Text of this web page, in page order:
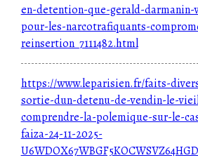
en-detention-que-gerald-darmanin-
pour-les-narcotrafiquants-
reinsertion_7111482.html
https://www.leparisien.fr/faits-
sortie-dun-detenu-de-vendin-le-
comprendre-la-polemique-sur-le-
faiza-24-11-2025-